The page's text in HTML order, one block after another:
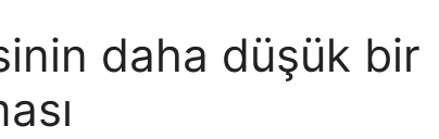
daha düşük bir